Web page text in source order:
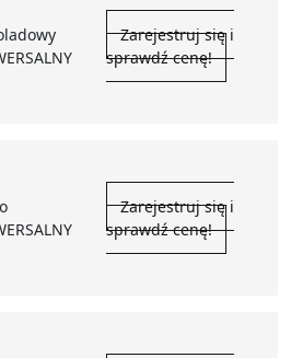
Zarejestruj się i
sprawdź cenę!
Zarejestruj się i
sprawdź cenę!